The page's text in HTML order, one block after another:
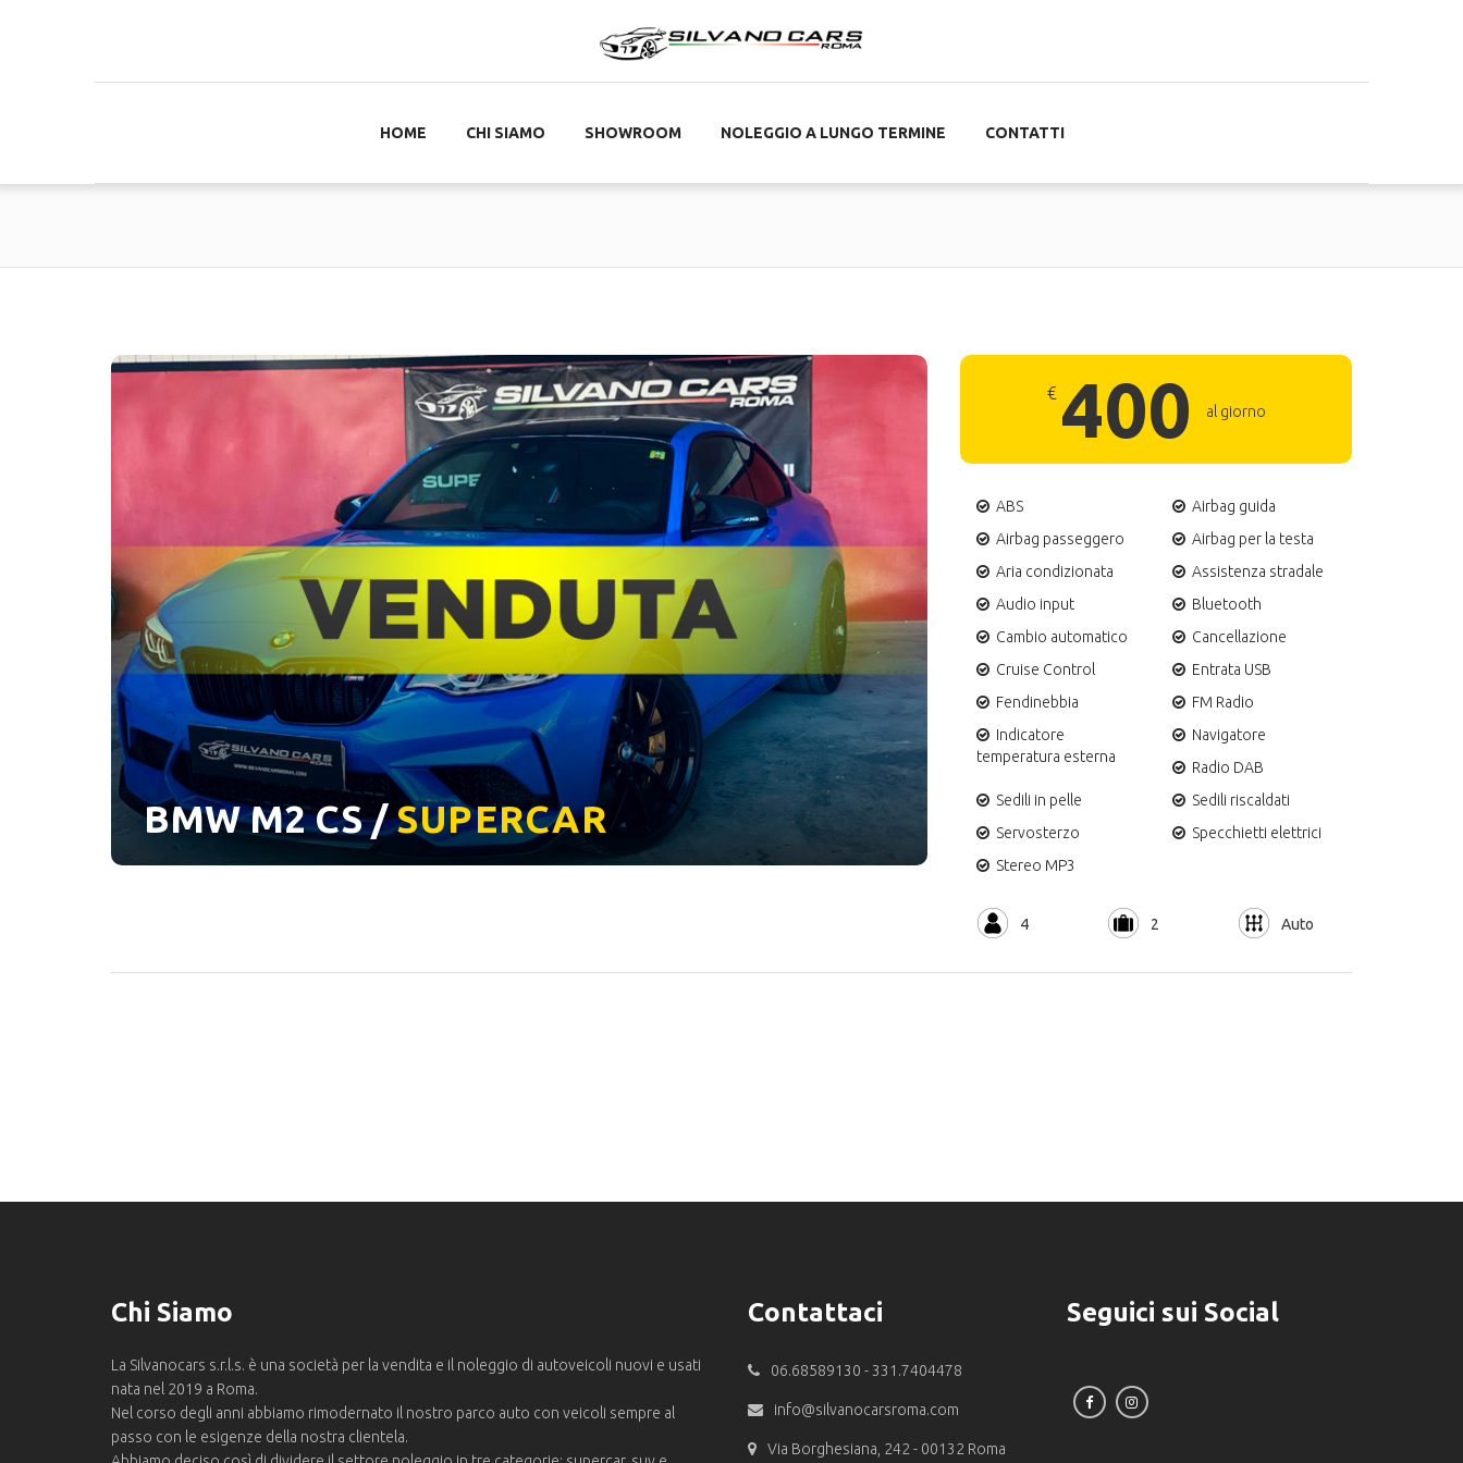
HOME CHI SIAMO SHOWROOM NOLEGGIO A LUNGO TERMINE CONTATTI
BMW M2 CS /SUPERCAR
€ 400 al giorno
ABS
Airbag guida
Airbag passeggero
Airbag per la testa
Aria condizionata
Assistenza stradale
Audio input
Bluetooth
Cambio automatico
Cancellazione
Cruise Control
Entrata USB
Fendinebbia
FM Radio
Indicatore
temperatura esterna
Navigatore
Radio DAB
Sedili in pelle
Sedili riscaldati
Servosterzo
Specchietti elettrici
Stereo MP3
4 2 Auto
Chi Siamo
La Silvanocars s.r.l.s. è una società per la vendita e il noleggio di autoveicoli nuovi e usati
nata nel 2019 a Roma.
Nel corso degli anni abbiamo rimodernato il nostro parco auto con veicoli sempre al
passo con le esigenze della nostra clientela.
Contattaci
06.68589130 - 331.7404478
info@silvanocarsroma.com
Via Borghesiana, 242 - 00132 Roma
Seguici sui Social